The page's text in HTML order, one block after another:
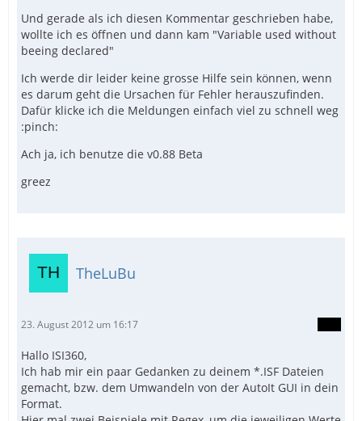
Und gerade als ich diesen Kommentar geschrieben habe,
wollte ich es öffnen und dann kam "Variable used without
beeing declared"
Ich werde dir leider keine grosse Hilfe sein können, wenn
es darum geht die Ursachen für Fehler herauszufinden.
Dafür klicke ich die Meldungen einfach viel zu schnell weg
:pinch:
Ach ja, ich benutze die v0.88 Beta
greez
TheLuBu
23. August 2012 um 16:17
Hallo ISI360,
Ich hab mir ein paar Gedanken zu deinem *.ISF Dateien
gemacht, bzw. dem Umwandeln von der AutoIt GUI in dein
Format.